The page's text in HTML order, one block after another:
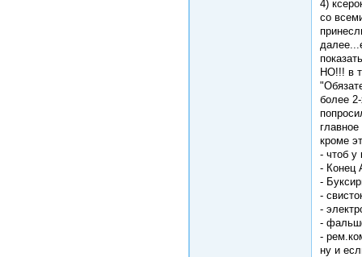
4)
со
НО!!! в
более
кроме
- чтоб у
- Конец
-
-
-
-
-
ну и